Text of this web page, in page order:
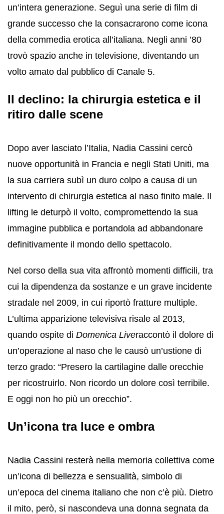
un’intera generazione. Seguì una serie di film di
grande successo che la consacrarono come icona
della commedia erotica all’italiana. Negli anni ’80
trovò spazio anche in televisione, diventando un
volto amato dal pubblico di Canale 5.
Il declino: la chirurgia estetica e il
ritiro dalle scene
Dopo aver lasciato l’Italia, Nadia Cassini cercò
nuove opportunità in Francia e negli Stati Uniti, ma
la sua carriera subì un duro colpo a causa di un
intervento di chirurgia estetica al naso finito male. Il
lifting le deturpò il volto, compromettendo la sua
immagine pubblica e portandola ad abbandonare
definitivamente il mondo dello spettacolo.
Nel corso della sua vita affrontò momenti difficili, tra
cui la dipendenza da sostanze e un grave incidente
stradale nel 2009, in cui riportò fratture multiple.
L’ultima apparizione televisiva risale al 2013,
quando ospite di Domenica Liveraccontò il dolore di
un’operazione al naso che le causò un’ustione di
terzo grado: “Presero la cartilagine dalle orecchie
per ricostruirlo. Non ricordo un dolore così terribile.
E oggi non ho più un orecchio”.
Un’icona tra luce e ombra
Nadia Cassini resterà nella memoria collettiva come
un’icona di bellezza e sensualità, simbolo di
un’epoca del cinema italiano che non c’è più. Dietro
il mito, però, si nascondeva una donna segnata da